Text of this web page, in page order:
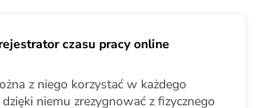
czasu pracy online
z niego korzystać w każdego
niemu zrezygnować z fizycznego